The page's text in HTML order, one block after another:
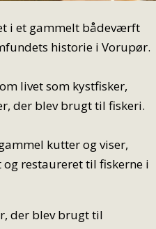
i et gammelt bådeværft
historie i Vorupør.
livet som kystfisker,
der blev brugt til fiskeri.
kutter og viser,
restaureret til fiskerne i
der blev brugt til